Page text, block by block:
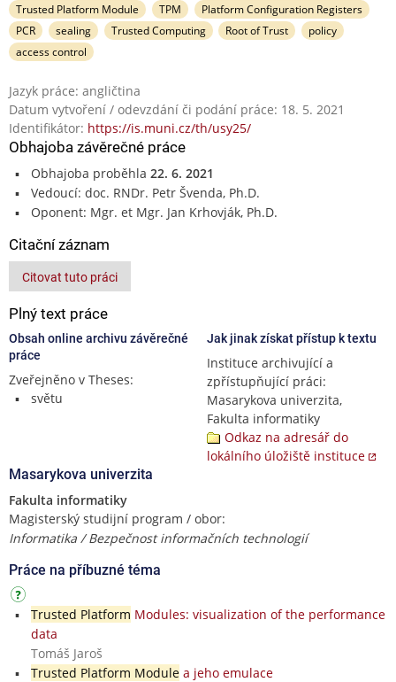
Trusted Platform Module TPM
Platform Configuration Registers
PCR
sealing Trusted Computing Root of Trust
policy
access control
Jazyk práce: angličtina
Datum vytvoření / odevzdání či podání práce: 18. 5. 2021
Identifikátor: https://is.muni.cz/th/usy25/
Obhajoba závěrečné práce
Obhajoba proběhla 22. 6. 2021
Vedoucí: doc. RNDr. Petr Švenda, Ph.D.
Oponent: Mgr. et Mgr. Jan Krhovják, Ph.D.
Citační záznam
Citovat tuto práci
Plný text práce
Obsah online archivu závěrečné
práce
Zveřejněno v Theses:
světu
Jak jinak získat přístup k textu
Instituce archivující a
zpřístupňující práci:
Masarykova univerzita,
Fakulta informatiky
Odkaz na adresář do
lokálního úložiště instituce
Masarykova univerzita
Fakulta informatiky
Magisterský studijní program / obor:
Informatika / Bezpečnost informačních technologií
Práce na příbuzné téma
Trusted Platform Modules: visualization of the performance
data
Tomáš Jaroš
Trusted Platform Modulea jeho emulace